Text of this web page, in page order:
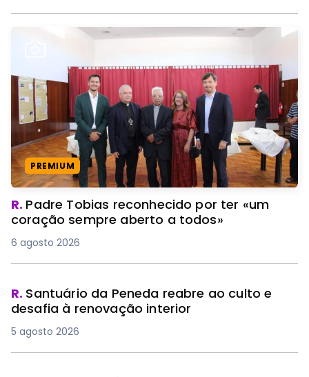
PREMIUM
R. Padre Tobias reconhecido por ter «um
coração sempre aberto a todos»
6 agosto 2026
R. Santuário da Peneda reabre ao culto e
desafia à renovação interior
5 agosto 2026